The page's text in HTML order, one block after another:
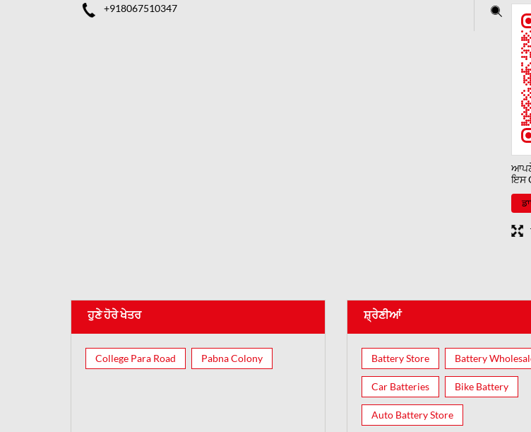
+918067510347
ਇਸ
ਹੁਣੇ ਹੋਰੇ ਖੇਤਰ
College Para Road Pabna Colony
ਸ਼੍ਰੇਣੀਆਂ
Battery Store Battery
Car Batteries Bike Battery
Auto Battery Store